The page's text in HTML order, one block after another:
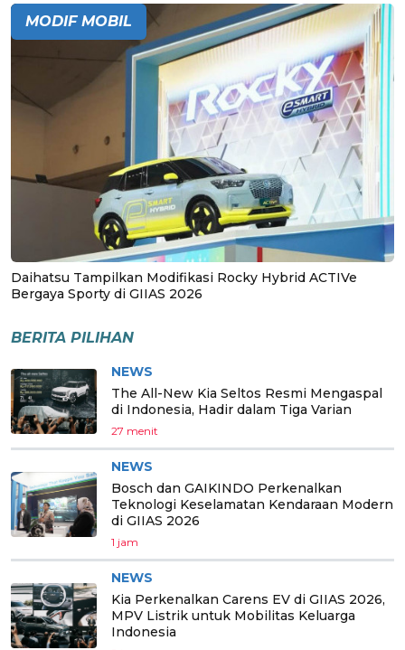
MODIF MOBIL
Daihatsu Tampilkan Modifikasi Rocky Hybrid ACTIVe
Bergaya Sporty di GIIAS 2026
BERITA PILIHAN
NEWS
The All-New Kia Seltos Resmi Mengaspal
di Indonesia, Hadir dalam Tiga Varian
27 menit
NEWS
Bosch dan GAIKINDO Perkenalkan
Teknologi Keselamatan Kendaraan Modern
di GIIAS 2026
1 jam
NEWS
Kia Perkenalkan Carens EV di GIIAS 2026,
MPV Listrik untuk Mobilitas Keluarga
Indonesia